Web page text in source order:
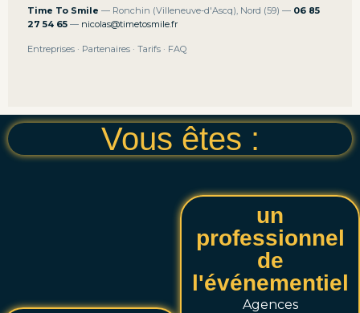
Time To Smile — Ronchin (Villeneuve-d'Ascq), Nord (59) — 06 85
27 54 65 — nicolas@timetosmile.fr
Entreprises · Partenaires · Tarifs · FAQ
Vous êtes :
un
professionnel
de
l'événementiel
Agences